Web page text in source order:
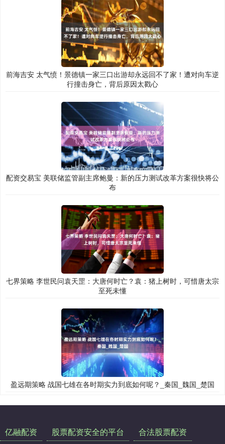
前海吉安 太气愤！景德镇一家三口出游却永远回不了家！遭对向车逆
行撞击身亡，背后原因太戳心
配资交易宝 美联储监管副主席鲍曼：新的压力测试改革方案很快将公
布
七界策略 李世民问袁天罡：大唐何时亡？袁：猪上树时，可惜唐太宗
至死未懂
盈远期策略 战国七雄在各时期实力到底如何呢？_秦国_魏国_楚国
亿融配资 股票配资安全的平台 合法股票配资